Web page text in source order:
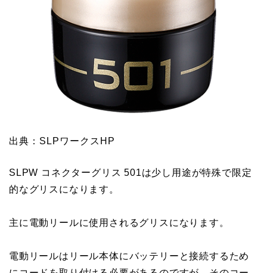
出典：SLPワークスHP
SLPW コネクターグリス 501は少し用途が特殊で限定
的なグリスになります。
主に電動リールに使用されるグリスになります。
電動リールはリール本体にバッテリーと接続するため